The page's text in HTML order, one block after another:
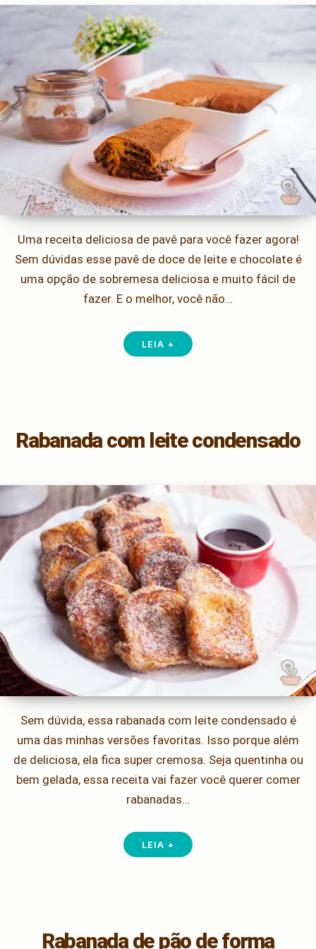
Uma receita deliciosa de pavê para você fazer agora!
Sem dúvidas esse pavê de doce de leite e chocolate é
uma opção de sobremesa deliciosa e muito fácil de
fazer. E o melhor, você não…
LEIA +
Rabanada com leite condensado
Sem dúvida, essa rabanada com leite condensado é
uma das minhas versões favoritas. Isso porque além
de deliciosa, ela fica super cremosa. Seja quentinha ou
bem gelada, essa receita vai fazer você querer comer
rabanadas…
LEIA +
Rabanada de pão de forma